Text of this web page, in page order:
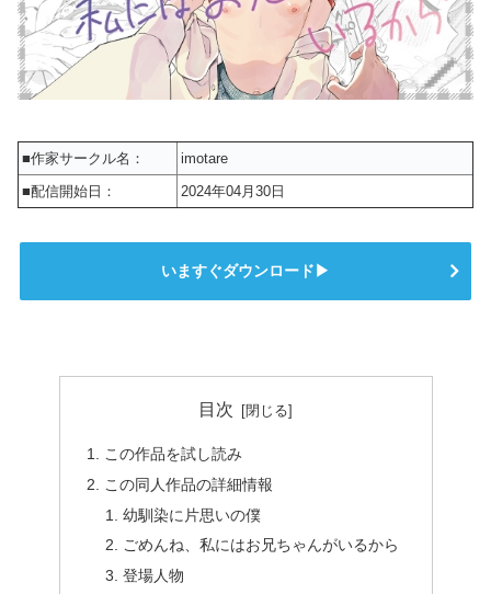
■作家サークル名：
imotare
■配信開始日：
2024年04月30日
いますぐダウンロード▶
目次
この作品を試し読み
この同人作品の詳細情報
幼馴染に片思いの僕
ごめんね、私にはお兄ちゃんがいるから
登場人物